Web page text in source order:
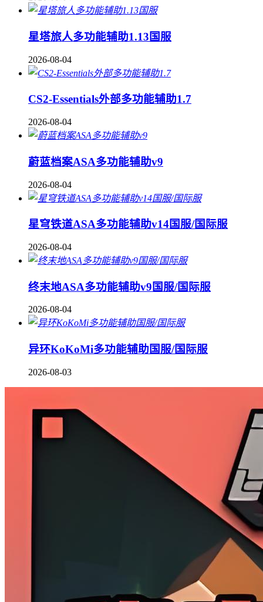
星塔旅人多功能辅助1.13国服
2026-08-04
CS2-Essentials外部多功能辅助1.7
2026-08-04
蔚蓝档案ASA多功能辅助v9
2026-08-04
星穹铁道ASA多功能辅助v14国服/国际服
2026-08-04
终末地ASA多功能辅助v9国服/国际服
2026-08-04
异环KoKoMi多功能辅助国服/国际服
2026-08-03